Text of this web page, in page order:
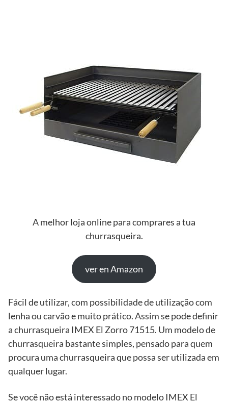
A melhor loja online para comprares a tua
churrasqueira.
ver en Amazon
Fácil de utilizar, com possibilidade de utilização com
lenha ou carvão e muito prático. Assim se pode definir
a churrasqueira IMEX El Zorro 71515. Um modelo de
churrasqueira bastante simples, pensado para quem
procura uma churrasqueira que possa ser utilizada em
qualquer lugar.
Se você não está interessado no modelo IMEX El